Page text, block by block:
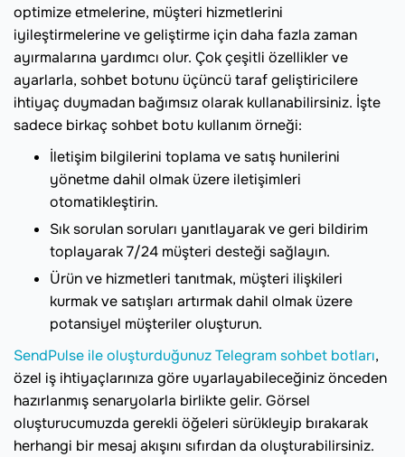
optimize etmelerine, müşteri hizmetlerini
iyileştirmelerine ve geliştirme için daha fazla zaman
ayırmalarına yardımcı olur. Çok çeşitli özellikler ve
ayarlarla, sohbet botunu üçüncü taraf geliştiricilere
ihtiyaç duymadan bağımsız olarak kullanabilirsiniz. İşte
sadece birkaç sohbet botu kullanım örneği:
İletişim bilgilerini toplama ve satış hunilerini
yönetme dahil olmak üzere iletişimleri
otomatikleştirin.
Sık sorulan soruları yanıtlayarak ve geri bildirim
toplayarak 7/24 müşteri desteği sağlayın.
Ürün ve hizmetleri tanıtmak, müşteri ilişkileri
kurmak ve satışları artırmak dahil olmak üzere
potansiyel müşteriler oluşturun.
SendPulse ile oluşturduğunuz Telegram sohbet botları,
özel iş ihtiyaçlarınıza göre uyarlayabileceğiniz önceden
hazırlanmış senaryolarla birlikte gelir. Görsel
oluşturucumuzda gerekli öğeleri sürükleyip bırakarak
herhangi bir mesaj akışını sıfırdan da oluşturabilirsiniz.